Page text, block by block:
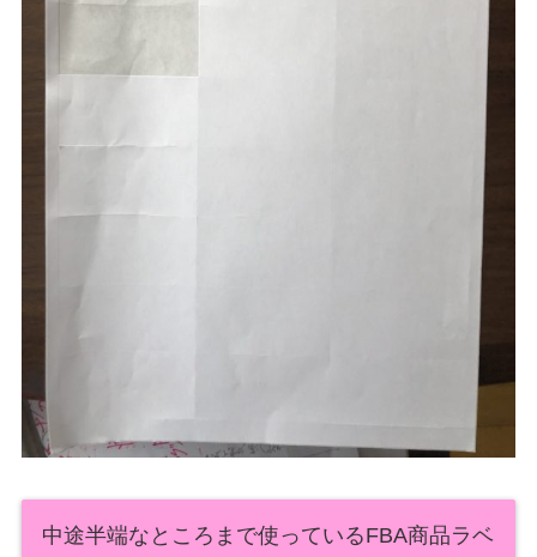
中途半端なところまで使っているFBA商品ラベ